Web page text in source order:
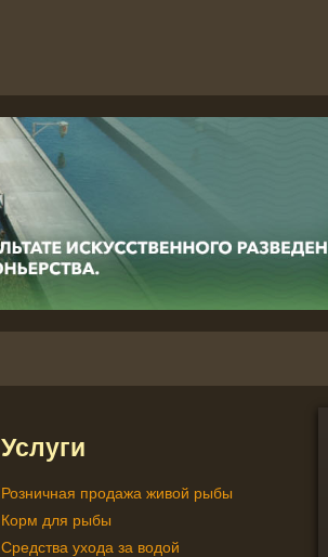
Услуги
Розничная продажа живой рыбы
Корм для рыбы
Средства ухода за водой